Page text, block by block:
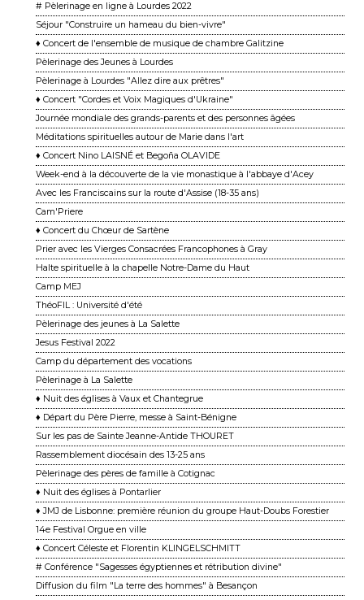
# Pèlerinage en ligne à Lourdes 2022
Séjour "Construire un hameau du bien-vivre"
♦ Concert de l'ensemble de musique de chambre Galitzine
Pèlerinage des Jeunes à Lourdes
Pèlerinage à Lourdes "Allez dire aux prêtres"
♦ Concert "Cordes et Voix Magiques d'Ukraine"
Journée mondiale des grands-parents et des personnes âgées
Méditations spirituelles autour de Marie dans l'art
♦ Concert Nino LAISNÉ et Begoña OLAVIDE
Week-end à la découverte de la vie monastique à l'abbaye d'Acey
Avec les Franciscains sur la route d'Assise (18-35 ans)
Cam'Priere
♦ Concert du Chœur de Sartène
Prier avec les Vierges Consacrées Francophones à Gray
Halte spirituelle à la chapelle Notre-Dame du Haut
Camp MEJ
ThéoFIL : Université d'été
Pèlerinage des jeunes à La Salette
Jesus Festival 2022
Camp du département des vocations
Pèlerinage à La Salette
♦ Nuit des églises à Vaux et Chantegrue
♦ Départ du Père Pierre, messe à Saint-Bénigne
Sur les pas de Sainte Jeanne-Antide THOURET
Rassemblement diocésain des 13-25 ans
Pèlerinage des pères de famille à Cotignac
♦ Nuit des églises à Pontarlier
♦ JMJ de Lisbonne: première réunion du groupe Haut-Doubs Forestier
14e Festival Orgue en ville
♦ Concert Céleste et Florentin KLINGELSCHMITT
# Conférence "Sagesses égyptiennes et rétribution divine"
Diffusion du film "La terre des hommes" à Besançon